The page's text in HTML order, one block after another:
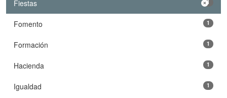
Fiestas 1
Fomento 1
Formación 1
Hacienda 1
Igualdad 1